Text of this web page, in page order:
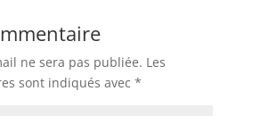
ne sera pas publiée. Les
sont indiqués avec *